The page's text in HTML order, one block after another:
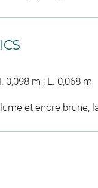
0,098 m ; L. 0,068 m
et encre brune,